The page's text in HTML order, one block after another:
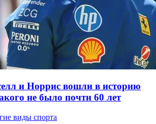
и Норрис вошли в историю
не было почти 60 лет
виды спорта